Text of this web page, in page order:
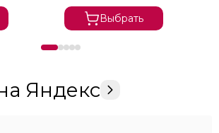
Выбрать
Яндекс